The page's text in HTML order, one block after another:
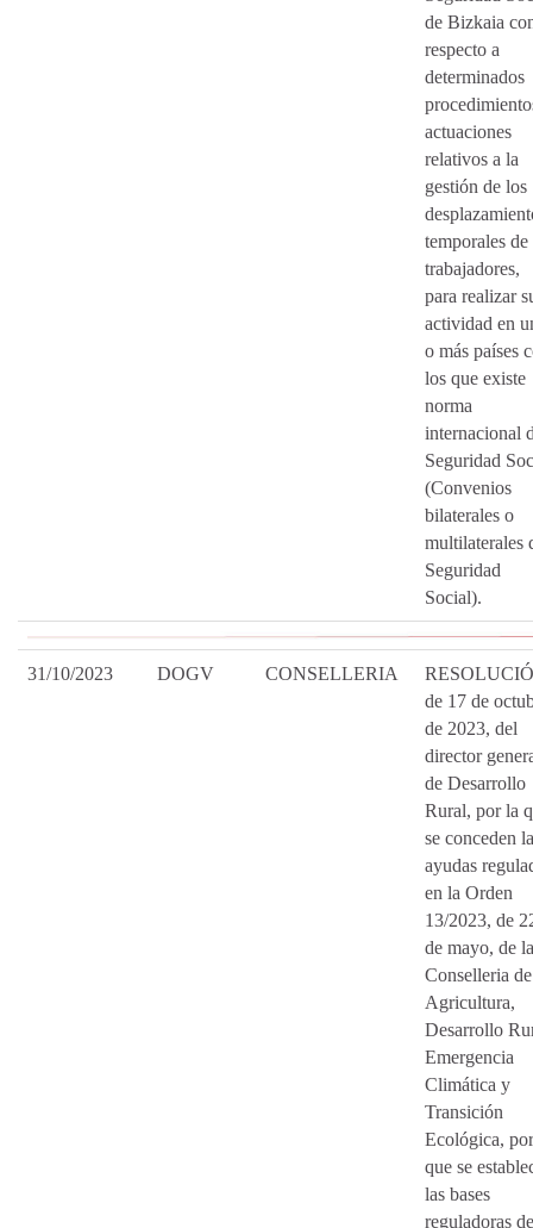
de Bizkaia
respecto a
determinados
actuaciones
relativos a la
gestión de los
temporales de
trabajadores,
para realizar
actividad en
o más países
los que existe
norma
internacional
Seguridad
(Convenios
bilaterales o
multilaterales
Seguridad
Social).
31/10/2023 DOGV CONSELLERIA
de 17 de
de 2023, del
director
de Desarrollo
Rural, por la
se conceden
ayudas
en la Orden
13/2023, de
de mayo, de la
Conselleria de
Agricultura,
Desarrollo
Emergencia
Climática y
Transición
Ecológica,
que se
las bases
reguladoras de